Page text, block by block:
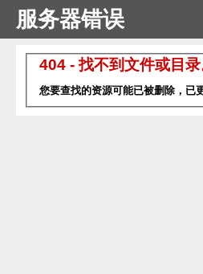
服务器错误
404 - 找不到文件或目录
您要查找的资源可能已被删除，已